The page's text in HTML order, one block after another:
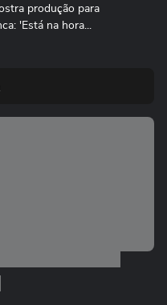
produção para
'Está na hora...
por causa de nome
estuprar...